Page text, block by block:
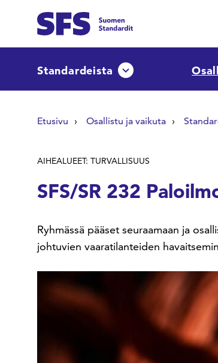
Standardeista Avaa tai sulje
Etusivu Osallistu ja vaikuta
AIHEALUEET: TURVALLISUUS
SFS/SR 232
Ryhmässä pääset seuraamaan ja
johtuvien vaaratilanteiden